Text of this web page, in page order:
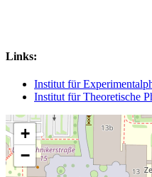
Links:
Institut für
Institut für Theoretische
+
−